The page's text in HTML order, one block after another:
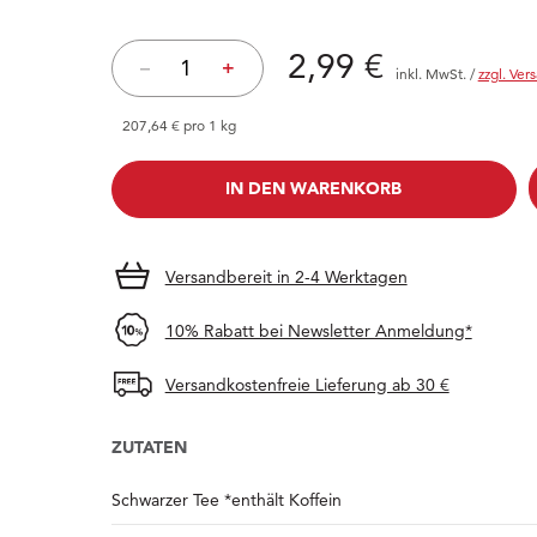
– + Preis: 2,99 €
2,99 € inkl. MwSt./zzgl.
207,64 € pro 1 kg
IN DEN WARENKORB
Versandbereit in 2-4 Werktagen
10% Rabatt bei Newsletter Anmeldung*
Versandkostenfreie Lieferung ab 30 €
ZUTATEN
Schwarzer Tee *enthält Koffein